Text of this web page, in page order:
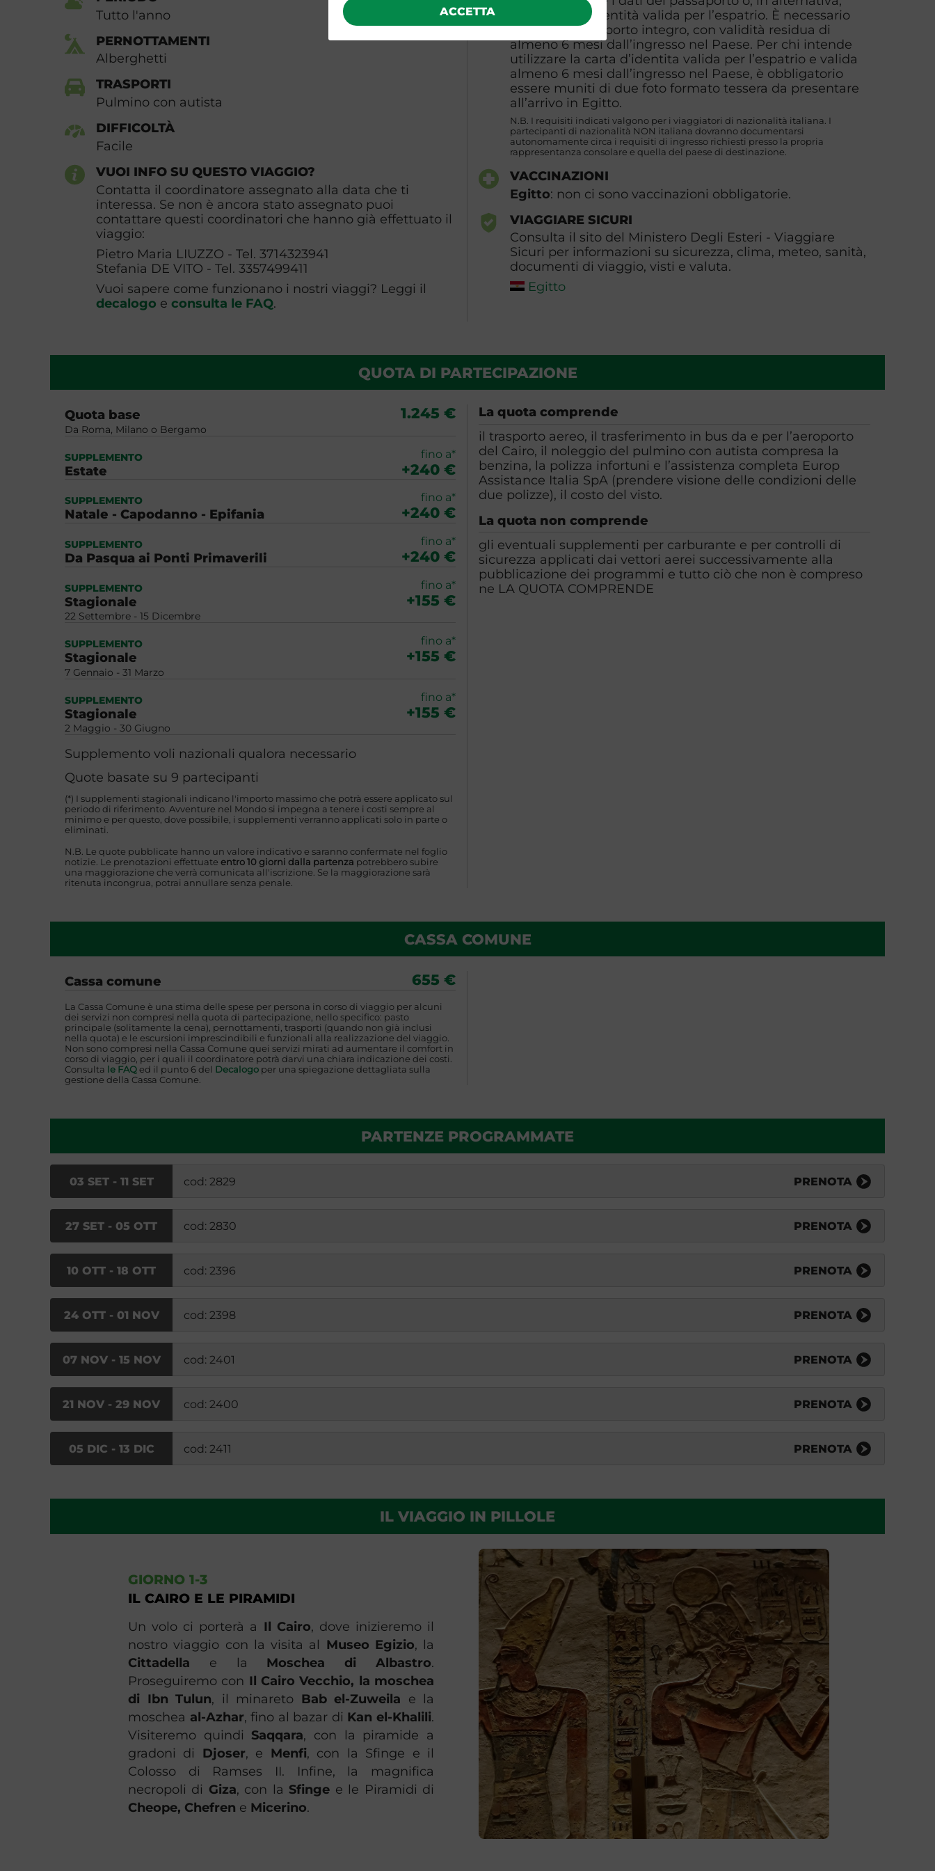
ACCETTA
Tutto l'anno
PERNOTTAMENTI
Alberghetti
TRASPORTI
Pulmino con autista
DIFFICOLTÀ
Facile
VUOI INFO SU QUESTO VIAGGIO?
Contatta il coordinatore assegnato alla data che ti
interessa. Se non è ancora stato assegnato puoi
contattare questi coordinatori che hanno già effettuato il
viaggio:
Pietro Maria LIUZZO - Tel. 3714323941
Stefania DE VITO - Tel. 3357499411
Vuoi sapere come funzionano i nostri viaggi? Leggi il
decalogo e consulta le FAQ.
della carta d’identità valida per l’espatrio. È necessario
avere un passaporto integro, con validità residua di
almeno 6 mesi dall’ingresso nel Paese. Per chi intende
utilizzare la carta d’identita valida per l’espatrio e valida
almeno 6 mesi dall’ingresso nel Paese, è obbligatorio
essere muniti di due foto formato tessera da presentare
all’arrivo in Egitto.
N.B. I requisiti indicati valgono per i viaggiatori di nazionalità italiana. I
partecipanti di nazionalità NON italiana dovranno documentarsi
autonomamente circa i requisiti di ingresso richiesti presso la propria
rappresentanza consolare e quella del paese di destinazione.
VACCINAZIONI
Egitto: non ci sono vaccinazioni obbligatorie.
VIAGGIARE SICURI
Consulta il sito del Ministero Degli Esteri - Viaggiare
Sicuri per informazioni su sicurezza, clima, meteo, sanità,
documenti di viaggio, visti e valuta.
Egitto
QUOTA DI PARTECIPAZIONE
Quota base
Da Roma, Milano o Bergamo
1.245 €
SUPPLEMENTO
Estate
fino a*
+240 €
SUPPLEMENTO
Natale - Capodanno - Epifania
fino a*
+240 €
SUPPLEMENTO
Da Pasqua ai Ponti Primaverili
fino a*
+240 €
SUPPLEMENTO
Stagionale
22 Settembre - 15 Dicembre
fino a*
+155 €
SUPPLEMENTO
Stagionale
7 Gennaio - 31 Marzo
fino a*
+155 €
SUPPLEMENTO
Stagionale
2 Maggio - 30 Giugno
fino a*
+155 €
Supplemento voli nazionali qualora necessario
Quote basate su 9 partecipanti
(*) I supplementi stagionali indicano l'importo massimo che potrà essere applicato sul
periodo di riferimento. Avventure nel Mondo si impegna a tenere i costi sempre al
minimo e per questo, dove possibile, i supplementi verranno applicati solo in parte o
eliminati.
N.B. Le quote pubblicate hanno un valore indicativo e saranno confermate nel foglio
notizie. Le prenotazioni effettuate entro 10 giorni dalla partenza potrebbero subire
una maggiorazione che verrà comunicata all'iscrizione. Se la maggiorazione sarà
ritenuta incongrua, potrai annullare senza penale.
La quota comprende
il trasporto aereo, il trasferimento in bus da e per l’aeroporto
del Cairo, il noleggio del pulmino con autista compresa la
benzina, la polizza infortuni e l’assistenza completa Europ
Assistance Italia SpA (prendere visione delle condizioni delle
due polizze), il costo del visto.
La quota non comprende
gli eventuali supplementi per carburante e per controlli di
sicurezza applicati dai vettori aerei successivamente alla
pubblicazione dei programmi e tutto ciò che non è compreso
ne LA QUOTA COMPRENDE
CASSA COMUNE
Cassa comune 655 €
La Cassa Comune è una stima delle spese per persona in corso di viaggio per alcuni
dei servizi non compresi nella quota di partecipazione, nello specifico: pasto
principale (solitamente la cena), pernottamenti, trasporti (quando non già inclusi
nella quota) e le escursioni imprescindibili e funzionali alla realizzazione del viaggio.
Non sono compresi nella Cassa Comune quei servizi mirati ad aumentare il comfort in
corso di viaggio, per i quali il coordinatore potrà darvi una chiara indicazione dei costi.
Consulta le FAQed il punto 6 del Decalogoper una spiegazione dettagliata sulla
gestione della Cassa Comune.
PARTENZE PROGRAMMATE
03 SET - 11 SET cod: 2829 PRENOTA
27 SET - 05 OTT cod: 2830 PRENOTA
10 OTT - 18 OTT cod: 2396 PRENOTA
24 OTT - 01 NOV cod: 2398 PRENOTA
07 NOV - 15 NOV cod: 2401 PRENOTA
21 NOV - 29 NOV cod: 2400 PRENOTA
05 DIC - 13 DIC cod: 2411 PRENOTA
IL VIAGGIO IN PILLOLE
GIORNO 1-3
IL CAIRO E LE PIRAMIDI
Un volo ci porterà a Il Cairo, dove inizieremo il
nostro viaggio con la visita al Museo Egizio, la
Cittadella e la Moschea di Albastro.
Proseguiremo con Il Cairo Vecchio, la moschea
di Ibn Tulun, il minareto Bab el-Zuweila e la
moschea al-Azhar, fino al bazar di Kan el-Khalili.
Visiteremo quindi Saqqara, con la piramide a
gradoni di Djoser, e Menfi, con la Sfinge e il
Colosso di Ramses II. Infine, la magnifica
necropoli di Giza, con la Sfinge e le Piramidi di
Cheope, Chefren e Micerino.